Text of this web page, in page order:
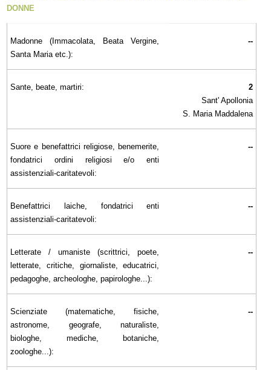
DONNE
Madonne (Immacolata, Beata Vergine,
Santa Maria etc.):
--
Sante, beate, martiri:
2
Sant' Apollonia
S. Maria Maddalena
Suore e benefattrici religiose, benemerite,
fondatrici ordini religiosi e/o enti
assistenziali-caritatevoli:
--
Benefattrici laiche, fondatrici enti
assistenziali-caritatevoli:
--
Letterate / umaniste (scrittrici, poete,
letterate, critiche, giornaliste, educatrici,
pedagoghe, archeologhe, papirologhe...):
--
Scienziate (matematiche, fisiche,
astronome, geografe, naturaliste,
biologhe, mediche, botaniche,
zoologhe...):
--